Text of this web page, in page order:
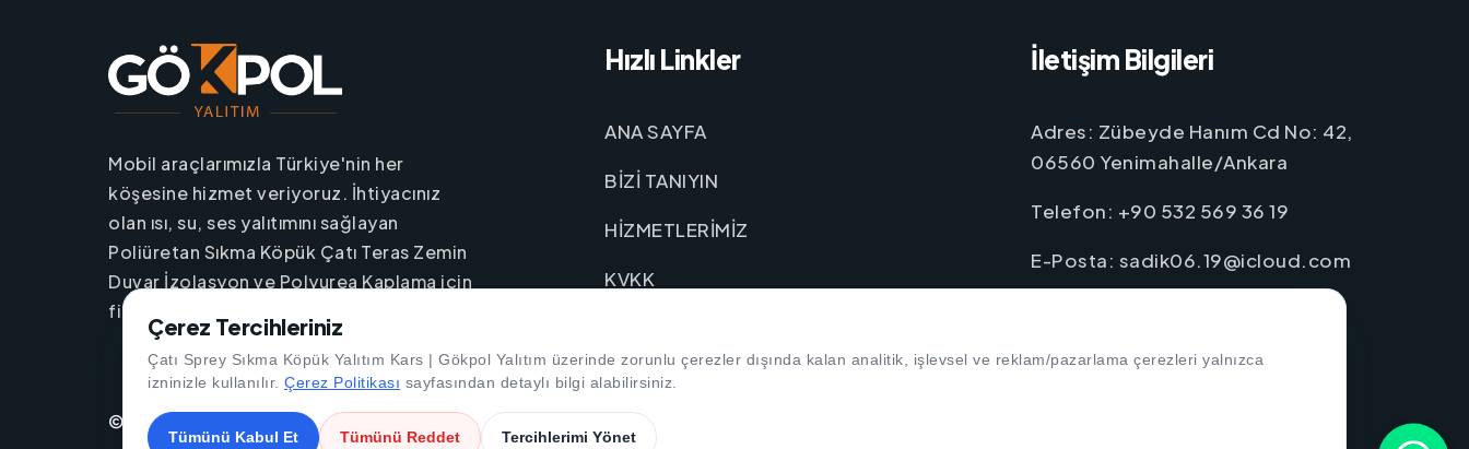
Mobil araçlarımızla Türkiye'nin her
köşesine hizmet veriyoruz. İhtiyacınız
olan ısı, su, ses yalıtımını sağlayan
Poliüretan Sıkma Köpük Çatı Teras Zemin
Duvar İzolasyon ve Polyurea Kaplama için
firmamızı hemen iletişime geçin.
Hızlı Linkler
ANA SAYFA
BİZİ TANIYIN
HİZMETLERİMİZ
KVKK
İletişim Bilgileri
Adres: Zübeyde Hanım Cd No: 42,
06560 Yenimahalle/Ankara
Telefon: +90 532 569 36 19
E-Posta: sadik06.19@icloud.com
© 2026 Tüm Hakları Saklıdır. by AdresGezgini
Çerez Tercihleriniz
Çatı Sprey Sıkma Köpük Yalıtım Kars | Gökpol Yalıtım üzerinde zorunlu çerezler dışında kalan analitik, işlevsel ve reklam/pazarlama çerezleri yalnızca
izninizle kullanılır. Çerez Politikası sayfasından detaylı bilgi alabilirsiniz.
Tümünü Kabul Et Tümünü Reddet Tercihlerimi Yönet